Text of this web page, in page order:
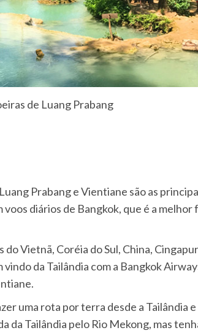
de Luang Prabang
Prabang e Vientiane são as
diários de Bangkok, que é a melhor
Vietnã, Coréia do Sul, China,
vindo da Tailândia com a Bangkok
uma rota por terra desde a Tailândia
da Tailândia pelo Rio Mekong, mas